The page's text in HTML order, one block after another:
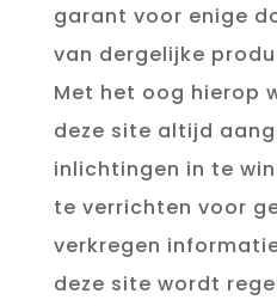
garant voor enige
van dergelijke
Met het oog hierop
deze site altijd
inlichtingen in te
te verrichten voor
verkregen
deze site wordt